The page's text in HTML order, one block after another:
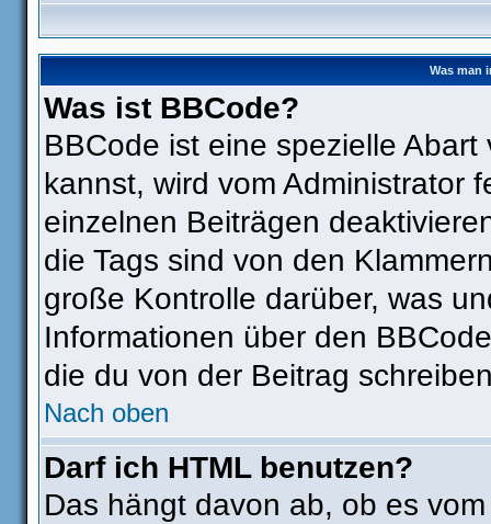
Was man
Was ist BBCode?
BBCode ist eine spezielle
kannst, wird vom Administrator
einzelnen Beiträgen
die Tags sind von den
große Kontrolle darüber, was
Informationen über den
die du von der Beitrag
Nach oben
Darf ich HTML benutzen?
Das hängt davon ab, ob es